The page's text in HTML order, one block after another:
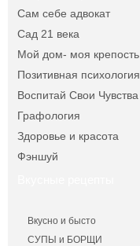
Сам себе адвокат
Сад 21 века
Мой дом- моя крепость
Позитивная психология
Воспитай Свои Чувства
Графология
Здоровье и красота
Фэншуй
Вкусно и бысто
СУПЫ и БОРЩИ